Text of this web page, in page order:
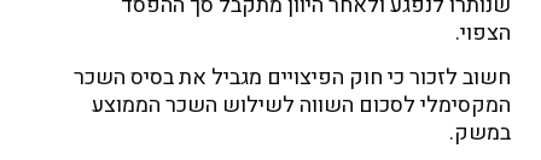
הצפוי.
חשוב לזכור כי חוק הפיצויים מגביל את בסיס השכר
המקסימלי לסכום השווה לשילוש השכר הממוצע
במשק.